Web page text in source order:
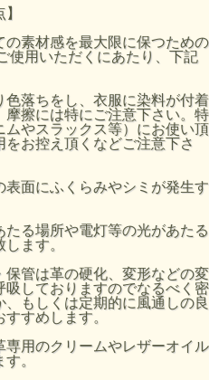
素材感を最大限に保つための
使用いただくにあたり、下記
色落ちをし、衣服に染料が付着
擦には特にご注意下さい。特
やスラックス等）にお使い頂
お控え頂くなどご注意下さ
表面にふくらみやシミが発生す
たる場所や電灯等の光があたる
ます。
保管は革の硬化、変形などの変
しておりますのでなるべく密
もしくは定期的に風通しの良
すめします。
専用のクリームやレザーオイル
。